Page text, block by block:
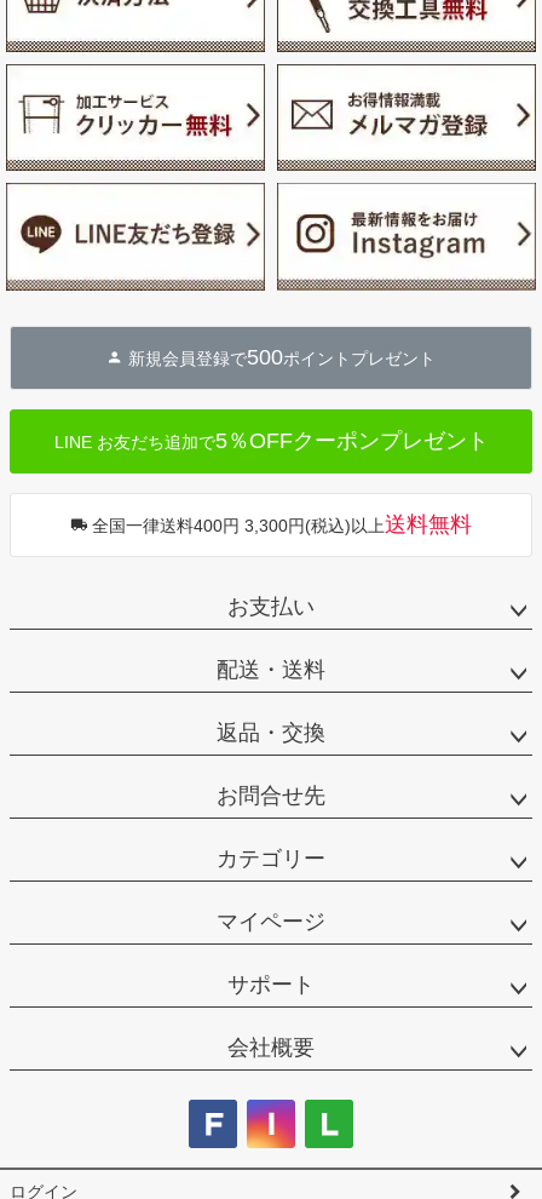
新規会員登録で500ポイントプレゼント
LINE お友だち追加で5％OFFクーポンプレゼント
全国一律送料400円 3,300円(税込)以上送料無料
お支払い
配送・送料
返品・交換
お問合せ先
カテゴリー
マイページ
サポート
会社概要
ログイン